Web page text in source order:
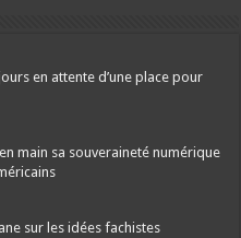
en attente d’une place pour
main sa souveraineté numérique
sur les idées fachistes